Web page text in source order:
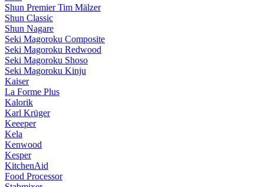
Shun Premier Tim Mälzer
Shun Classic
Shun Nagare
Seki Magoroku Composite
Seki Magoroku Redwood
Seki Magoroku Shoso
Seki Magoroku Kinju
Kaiser
La Forme Plus
Kalorik
Karl Krüger
Keeeper
Kela
Kenwood
Kesper
KitchenAid
Food Processor